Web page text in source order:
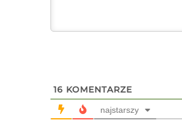
16 KOMENTARZE
najstarszy